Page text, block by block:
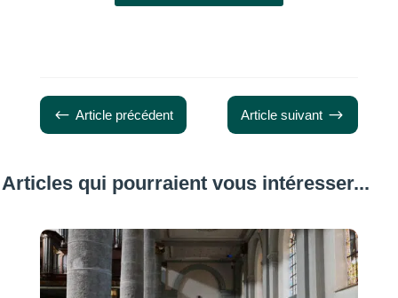
# Article précédent Article suivant $
Articles qui pourraient vous intéresser...